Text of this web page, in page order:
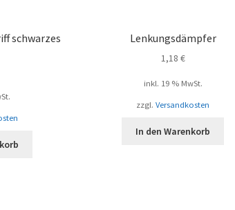
schwarzes
Lenkungsdämpfer
1,18 €
inkl. 19 % MwSt.
zzgl.Versandkosten
In den Warenkorb